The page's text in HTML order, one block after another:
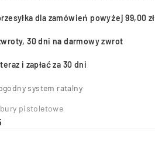
dla zamówień powyżej 99,00 zł
30 dni na darmowy zwrot
i zapłać za 30 dni
system ratalny
pistoletowe